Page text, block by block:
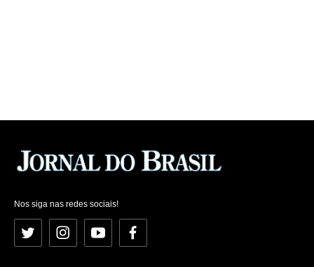
Nos siga nas redes sociais!
Twitter InstagramYouTubeFacebook